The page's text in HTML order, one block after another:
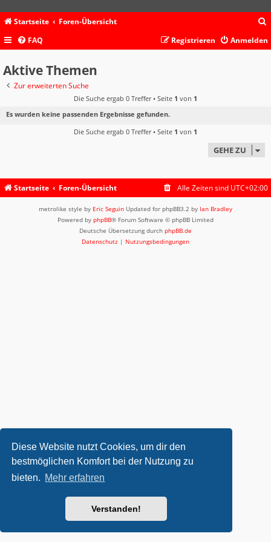
Diese Website nutzt Cookies, um dir den
bestmöglichen Komfort bei der Nutzung zu
bieten. Mehr erfahren
Verstanden!
Startseite Foren-Übersicht
c
FAQ Anmelden
Registrieren
Aktive Themen
Zur erweiterten Suche
Die Suche ergab 0 Treffer • Seite 1 von 1
Es wurden keine passenden Ergebnisse gefunden.
Die Suche ergab 0 Treffer • Seite 1 von 1
GEHE ZU
Startseite Foren-Übersicht Alle Zeiten sind UTC+02:00
metrolike style by Eric Seguin Updated for phpBB3.2 by Ian Bradley
Powered by phpBB® Forum Software © phpBB Limited
Deutsche Übersetzung durch phpBB.de
Datenschutz | Nutzungsbedingungen